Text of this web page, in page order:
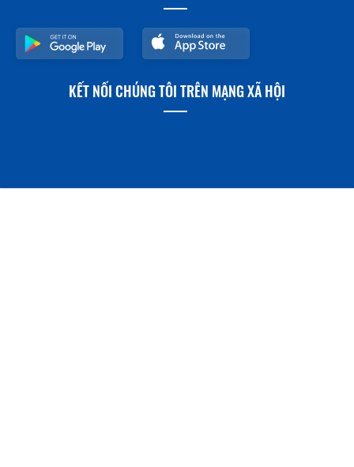
KẾT NỐI CHÚNG TÔI TRÊN MẠNG XÃ HỘI